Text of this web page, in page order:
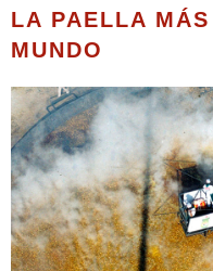
LA PAELLA
MUNDO